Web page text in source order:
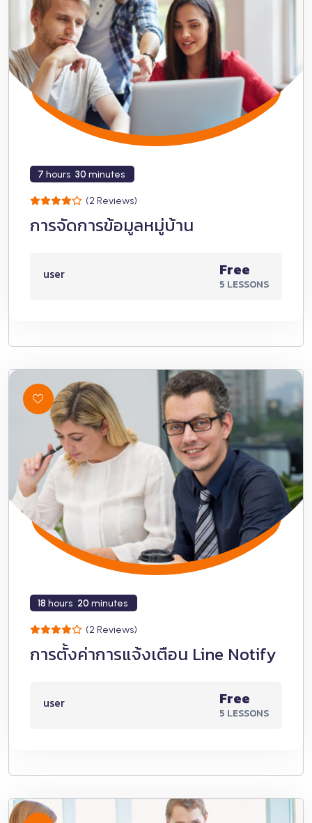
7 hours 30 minutes
(2 Reviews)
การจัดการข้อมูลหมู่บ้าน
user Free
5 LESSONS
18 hours 20 minutes
(2 Reviews)
การตั้งค่าการแจ้งเตือน Line Notify
user Free
5 LESSONS